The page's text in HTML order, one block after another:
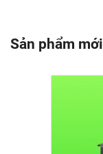
Sản phẩm mới